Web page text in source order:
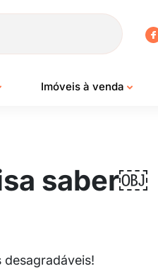
Imóveis à venda
saber￼